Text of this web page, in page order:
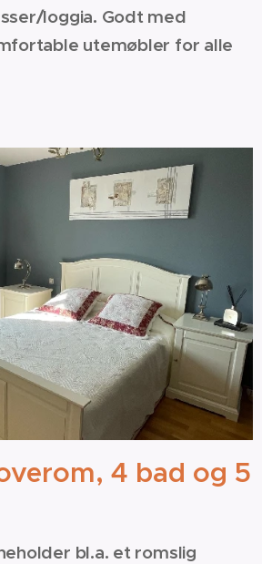
loggia. Godt med
utemøbler for alle
4 bad og 5
bl.a. et romslig